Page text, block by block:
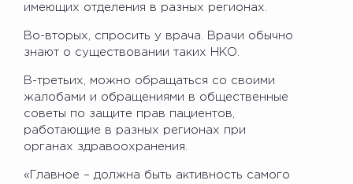
имеющих отделения в разных регионах.
Во-вторых, спросить у врача. Врачи обычно
знают о существовании таких НКО.
В-третьих, можно обращаться со своими
жалобами и обращениями в общественные
советы по защите прав пациентов,
работающие в разных регионах при
органах здравоохранения.
«Главное – должна быть активность самого